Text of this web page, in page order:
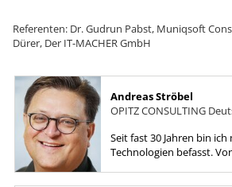
Referenten: Dr. Gudrun Pabst, Muniqsoft
Dürer, Der IT-MACHER GmbH
Andreas Ströbel
OPITZ CONSULTING
Seit fast 30 Jahren bin ich
Technologien befasst.